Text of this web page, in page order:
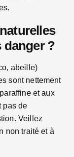
danger ?
abeille)
sont nettement
et aux
pas de
Veillez
non traité et à